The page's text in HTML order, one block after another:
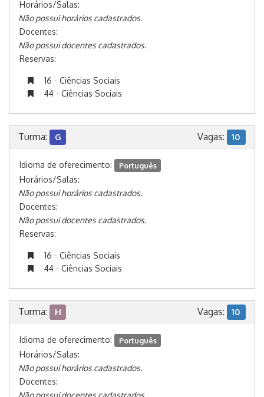
Horários/Salas:
Não possui horários cadastrados.
Docentes:
Não possui docentes cadastrados.
Reservas:
16 - Ciências Sociais
44 - Ciências Sociais
Turma: G Vagas: 10
Idioma de oferecimento: Português
Horários/Salas:
Não possui horários cadastrados.
Docentes:
Não possui docentes cadastrados.
Reservas:
16 - Ciências Sociais
44 - Ciências Sociais
Turma: H Vagas: 10
Idioma de oferecimento: Português
Horários/Salas:
Não possui horários cadastrados.
Docentes: